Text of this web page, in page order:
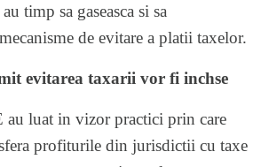
timp sa gaseasca si sa
de evitare a platii taxelor.
evitarea taxarii vor fi inchse
luat in vizor practici prin care
profiturile din jurisdictii cu taxe